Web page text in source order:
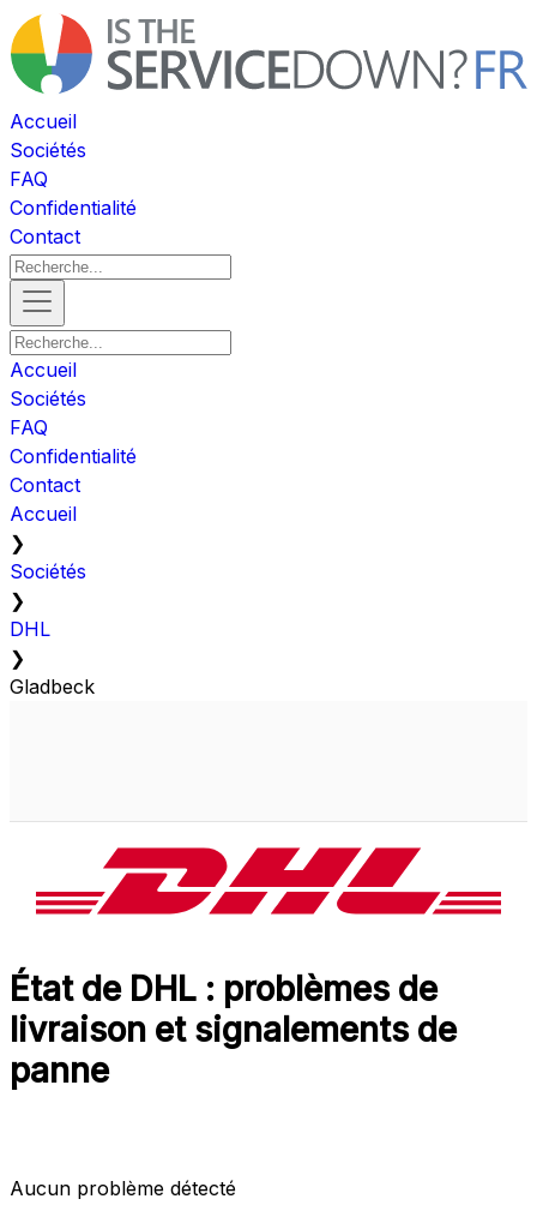
Accueil
Sociétés
FAQ
Confidentialité
Contact
Accueil
Sociétés
FAQ
Confidentialité
Contact
Accueil
❯
Sociétés
❯
DHL
❯
Gladbeck
État de DHL : problèmes de
livraison et signalements de
panne
Aucun problème détecté